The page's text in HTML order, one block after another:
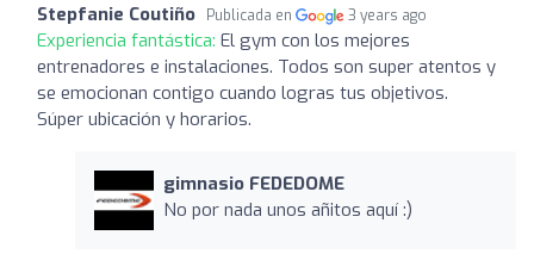
Stepfanie Coutiño Publicada en 3 years ago
Experiencia fantástica: El gym con los mejores
entrenadores e instalaciones. Todos son super atentos y
se emocionan contigo cuando logras tus objetivos.
Súper ubicación y horarios.
gimnasio FEDEDOME
No por nada unos añitos aquí :)